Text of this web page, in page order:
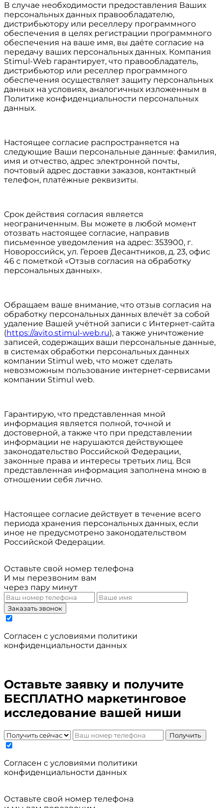
В случае необходимости предоставления Ваших
персональных данных правообладателю,
дистрибьютору или реселлеру программного
обеспечения в целях регистрации программного
обеспечения на ваше имя, вы даёте согласие на
передачу ваших персональных данных. Компания
Stimul-Web гарантирует, что правообладатель,
дистрибьютор или реселлер программного
обеспечения осуществляет защиту персональных
данных на условиях, аналогичных изложенным в
Политике конфиденциальности персональных
данных.
Настоящее согласие распространяется на
следующие Ваши персональные данные: фамилия,
имя и отчество, адрес электронной почты,
почтовый адрес доставки заказов, контактный
телефон, платёжные реквизиты.
Срок действия согласия является
неограниченным. Вы можете в любой момент
отозвать настоящее согласие, направив
письменное уведомления на адрес: 353900, г.
Новороссийск, ул. Героев Десантников, д. 23, офис
46 с пометкой «Отзыв согласия на обработку
персональных данных».
Обращаем ваше внимание, что отзыв согласия на
обработку персональных данных влечёт за собой
удаление Вашей учётной записи с Интернет-сайта
(https://avito.stimul-web.ru), а также уничтожение
записей, содержащих ваши персональные данные,
в системах обработки персональных данных
компании Stimul web, что может сделать
невозможным пользование интернет-сервисами
компании Stimul web.
Гарантирую, что представленная мной
информация является полной, точной и
достоверной, а также что при представлении
информации не нарушаются действующее
законодательство Российской Федерации,
законные права и интересы третьих лиц. Вся
представленная информация заполнена мною в
отношении себя лично.
Настоящее согласие действует в течение всего
периода хранения персональных данных, если
иное не предусмотрено законодательством
Российской Федерации.
Оставьте свой номер телефона
И мы перезвоним вам
через пару минут
Заказать звонок
Cогласен с условиями политики
конфиденциальности данных
Оставьте заявку и получите
БЕСПЛАТНО маркетинговое
исследование вашей ниши
Получить
Cогласен с условиями политики
конфиденциальности данных
Оставьте свой номер телефона